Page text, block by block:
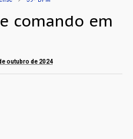
comando em
outubro de 2024